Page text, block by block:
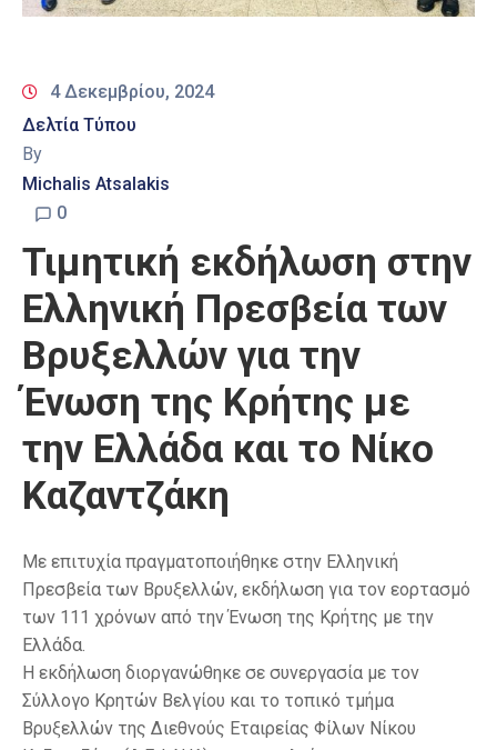
4 Δεκεμβρίου, 2024
Δελτία Τύπου
By
Michalis Atsalakis
0
Τιμητική εκδήλωση στην
Ελληνική Πρεσβεία των
Βρυξελλών για την
Ένωση της Κρήτης με
την Ελλάδα και το Νίκο
Καζαντζάκη
Με επιτυχία πραγματοποιήθηκε στην Ελληνική
Πρεσβεία των Βρυξελλών, εκδήλωση για τον εορτασμό
των 111 χρόνων από την Ένωση της Κρήτης με την
Ελλάδα.
Η εκδήλωση διοργανώθηκε σε συνεργασία με τον
Σύλλογο Κρητών Βελγίου και το τοπικό τμήμα
Βρυξελλών της Διεθνούς Εταιρείας Φίλων Νίκου